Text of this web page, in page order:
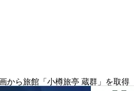
から旅館「小樽旅亭 蔵群」を取得